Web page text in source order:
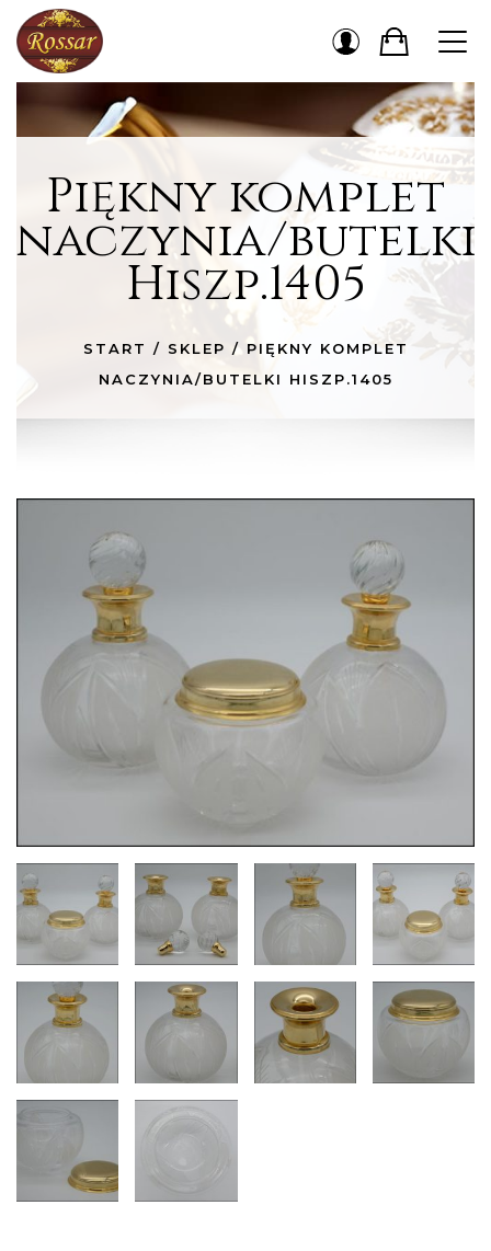
Piękny komplet
naczynia/butelki
Hiszp.1405
START / SKLEP / PIĘKNY KOMPLET
NACZYNIA/BUTELKI HISZP.1405